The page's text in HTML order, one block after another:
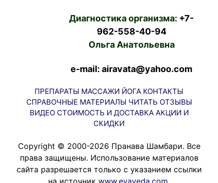
Диагностика организма: +7-
962-558-40-94
Ольга Анатольевна
e-mail: airavata@yahoo.com
ПРЕПАРАТЫ МАССАЖИ ЙОГА КОНТАКТЫ
СПРАВОЧНЫЕ МАТЕРИАЛЫ ЧИТАТЬ ОТЗЫВЫ
ВИДЕО СТОИМОСТЬ И ДОСТАВКА АКЦИИ И
СКИДКИ
Copyright © 2000-2026 Пранава Шамбари. Все
права защищены. Использование материалов
сайта разрешается только с указанием ссылки
на источник www.evaveda.com